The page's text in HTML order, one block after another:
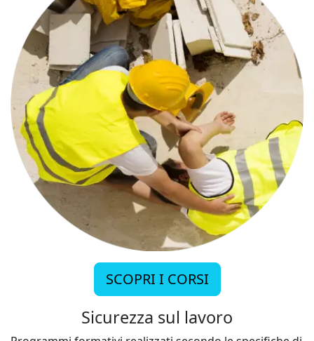
SCOPRI I CORSI
Sicurezza sul lavoro